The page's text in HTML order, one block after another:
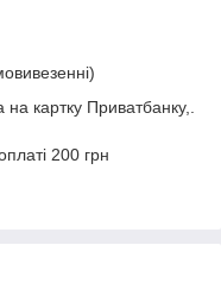
на картку Приватбанку,.
200 грн